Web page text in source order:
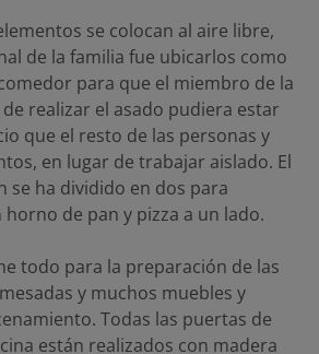
se colocan al aire libre,
de la familia fue ubicarlos como
para que el miembro de la
realizar el asado pudiera estar
que el resto de las personas y
en lugar de trabajar aislado. El
se ha dividido en dos para
de pan y pizza a un lado.
todo para la preparación de las
y muchos muebles y
Todas las puertas de
están realizados con madera